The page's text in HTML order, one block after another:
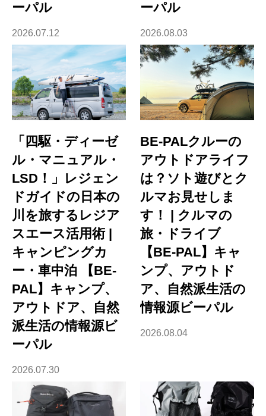
ーパル
2026.07.12
ーパル
2026.08.03
「四駆・ディーゼ
ル・マニュアル・
LSD！」レジェン
ドガイドの日本の
川を旅するレジア
スエース活用術 |
キャンピングカ
ー・車中泊 【BE-
PAL】キャンプ、
アウトドア、自然
派生活の情報源ビ
ーパル
2026.07.30
BE-PALクルーの
アウトドアライフ
は？ソト遊びとク
ルマお見せしま
す！ | クルマの
旅・ドライブ
【BE-PAL】キャ
ンプ、アウトド
ア、自然派生活の
情報源ビーパル
2026.08.04